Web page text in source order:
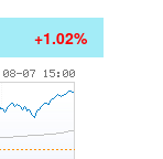
+1.02%